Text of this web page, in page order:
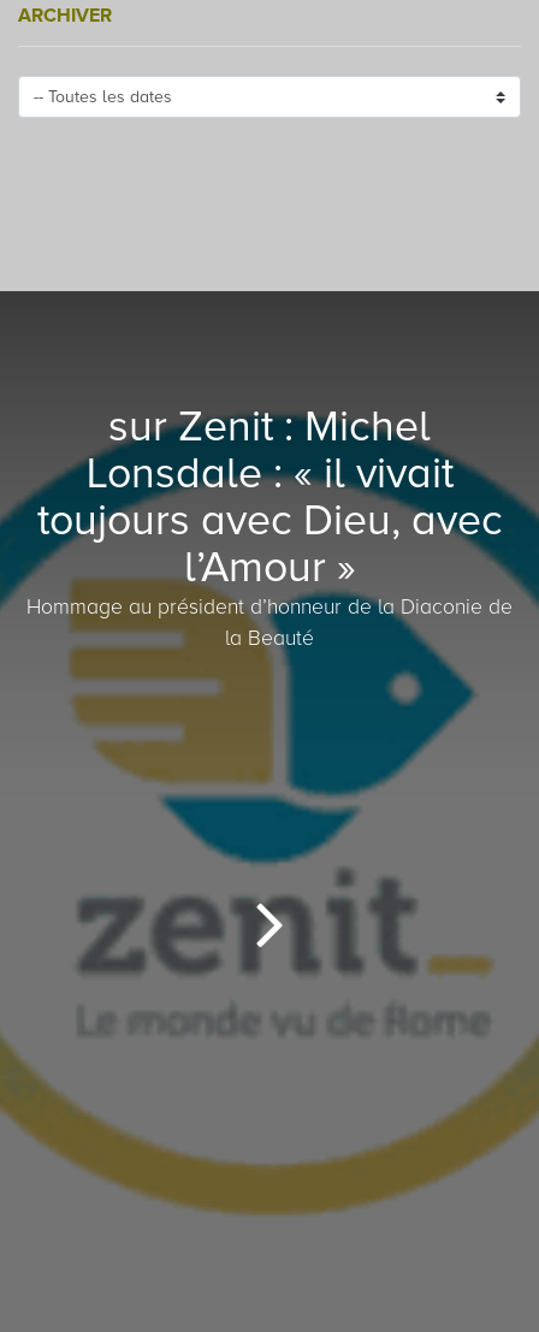
ARCHIVER
sur Zenit : Michel
Lonsdale : « il vivait
toujours avec Dieu, avec
l’Amour »
Hommage au président d’honneur de la Diaconie de
la Beauté